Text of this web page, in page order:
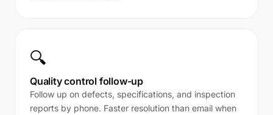
🔍
Quality control follow-up
Follow up on defects, specifications, and inspection
reports by phone. Faster resolution than email when